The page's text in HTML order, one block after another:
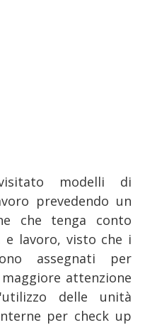
modelli di
prevedendo un
che tenga conto
lavoro, visto che i
assegnati per
attenzione
delle unità
per check up